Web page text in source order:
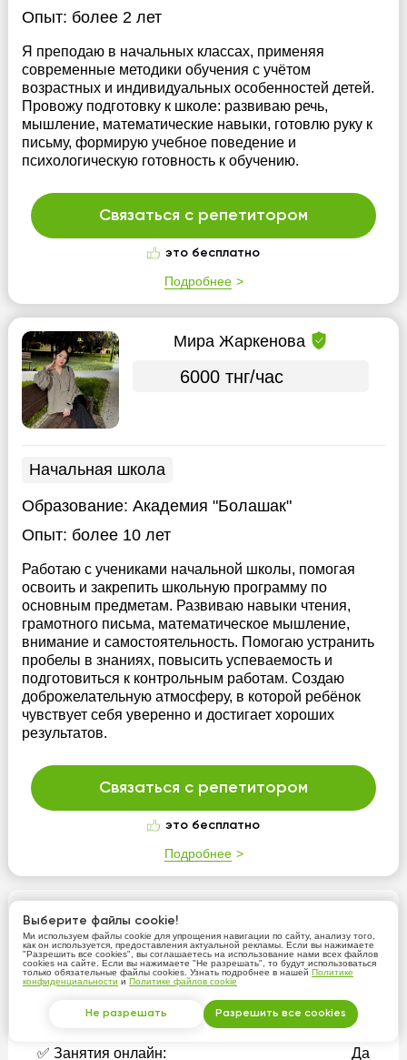
Опыт: более 2 лет
Я преподаю в начальных классах, применяя
современные методики обучения с учётом
возрастных и индивидуальных особенностей детей.
Провожу подготовку к школе: развиваю речь,
мышление, математические навыки, готовлю руку к
письму, формирую учебное поведение и
психологическую готовность к обучению.
Связаться с репетитором
это бесплатно
Подробнее
Мира Жаркенова
6000 тнг/час
Начальная школа
Образование: Академия "Болашак"
Опыт: более 10 лет
Работаю с учениками начальной школы, помогая
освоить и закрепить школьную программу по
основным предметам. Развиваю навыки чтения,
грамотного письма, математическое мышление,
внимание и самостоятельность. Помогаю устранить
пробелы в знаниях, повысить успеваемость и
подготовиться к контрольным работам. Создаю
доброжелательную атмосферу, в которой ребёнок
чувствует себя уверенно и достигает хороших
результатов.
Связаться с репетитором
это бесплатно
Подробнее
Репетиторы начаьных классов в
Астане - основная информация
✅ Количество репетиторов:
45
5000 тнг/час
4.97
✅ Занятия онлайн:
Да
Выберите файлы cookie!
Ми используем файлы cookie для упрощения навигации по сайту, анализу того,
как он используется, предоставления актуальной рекламы. Если вы нажимаете
"Разрешить все cookies", вы соглашаетесь на использование нами всех файлов
cookies на сайте. Если вы нажимаете "Не разрешать", то будут использоваться
только обязательные файлы cookies. Узнать подробнее в нашей Политике
конфиденциальности и Политике файлов cookie
Разрешить все cookies
Не разрешать